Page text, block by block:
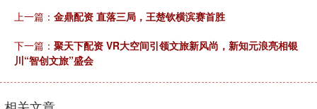
上一篇： 金鼎配资 直落三局，王楚钦横滨赛首胜
下一篇： 聚天下配资 VR大空间引领文旅新风尚，新知元浪亮相银
川“智创文旅”盛会